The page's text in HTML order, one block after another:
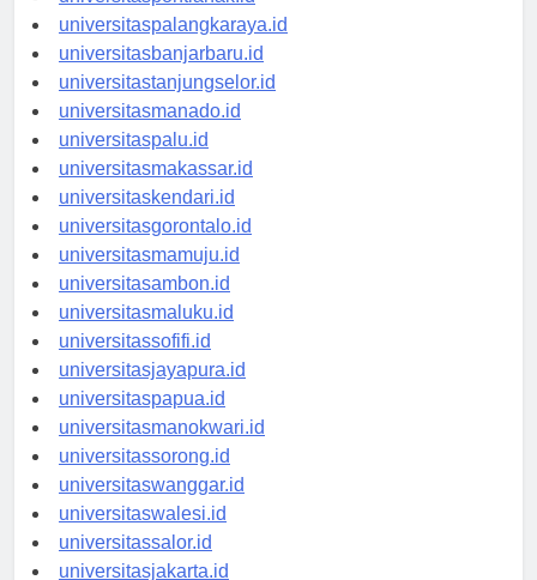
universitaspontianak.id
universitaspalangkaraya.id
universitasbanjarbaru.id
universitastanjungselor.id
universitasmanado.id
universitaspalu.id
universitasmakassar.id
universitaskendari.id
universitasgorontalo.id
universitasmamuju.id
universitasambon.id
universitasmaluku.id
universitassofifi.id
universitasjayapura.id
universitaspapua.id
universitasmanokwari.id
universitassorong.id
universitaswanggar.id
universitaswalesi.id
universitassalor.id